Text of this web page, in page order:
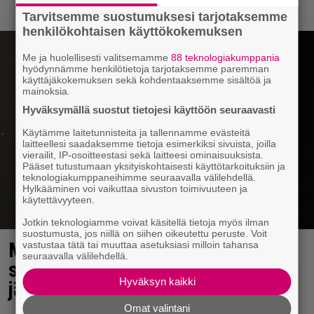
Martina Aitolehti kertoo
suunnitelmistaan konkurssin
jälkeen – ”Tuntuu hyvältä”
Tarvitsemme suostumuksesi tarjotaksemme
henkilökohtaisen käyttökokemuksen
Me ja huolellisesti valitsemamme88 teknologiakumppania
hyödynnämme henkilötietoja tarjotaksemme paremman
käyttäjäkokemuksen sekä kohdentaaksemme sisältöä ja
mainoksia.
Hyväksymällä suostut tietojesi käyttöön seuraavasti
Käytämme laitetunnisteita ja tallennamme evästeitä
laitteellesi saadaksemme tietoja esimerkiksi sivuista, joilla
vierailit, IP-osoitteestasi sekä laitteesi ominaisuuksista.
Pääset tutustumaan yksityiskohtaisesti käyttötarkoituksiin ja
teknologiakumppaneihimme seuraavalla välilehdellä.
Hylkääminen voi vaikuttaa sivuston toimivuuteen ja
käytettävyyteen.
Jotkin teknologiamme voivat käsitellä tietoja myös ilman
suostumusta, jos niillä on siihen oikeutettu peruste. Voit
vastustaa tätä tai muuttaa asetuksiasi milloin tahansa
seuraavalla välilehdellä.
Hyväksyn kaikki
Omat valintani